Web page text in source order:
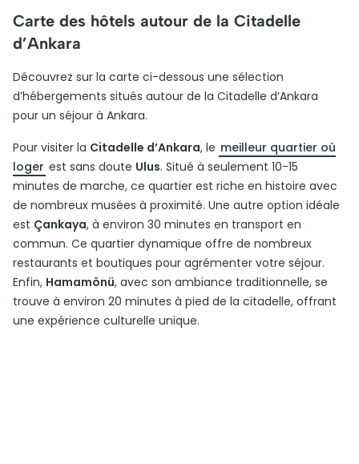
Carte des hôtels autour de la Citadelle
d’Ankara
Découvrez sur la carte ci-dessous une sélection
d’hébergements situés autour de la Citadelle d’Ankara
pour un séjour à Ankara.
Pour visiter la Citadelle d’Ankara, le meilleur quartier où
loger est sans doute Ulus. Situé à seulement 10-15
minutes de marche, ce quartier est riche en histoire avec
de nombreux musées à proximité. Une autre option idéale
est Çankaya, à environ 30 minutes en transport en
commun. Ce quartier dynamique offre de nombreux
restaurants et boutiques pour agrémenter votre séjour.
Enfin, Hamamönü, avec son ambiance traditionnelle, se
trouve à environ 20 minutes à pied de la citadelle, offrant
une expérience culturelle unique.